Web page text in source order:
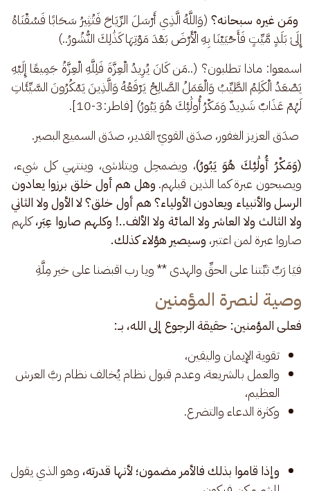
ومَن غيره سبحانه؟ (وَاللَّهُ الَّذِي أَرْسَلَ الرِّيَاحَ فَتُثِيرُ سَحَابًا فَسُقْنَاهُ
إِلَىٰ بَلَدٍ مَّيِّتٍ فَأَحْيَيْنَا بِهِ الْأَرْضَ بَعْدَ مَوْتِهَا كَذَٰلِكَ النُّشُورُ..)
اسمعوا: ماذا تطلبون؟ (..مَن كَانَ يُرِيدُ الْعِزَّةَ فَلِلَّهِ الْعِزَّةُ جَمِيعًا إِلَيْهِ
يَصْعَدُ الْكَلِمُ الطَّيِّبُ وَالْعَمَلُ الصَّالِحُ يَرْفَعُهُ وَالَّذِينَ يَمْكُرُونَ السَّيِّئَاتِ
لَهُمْ عَذَابٌ شَدِيدٌ وَمَكْرُ أُولَٰئِكَ هُوَ يَبُورُ) [فاطر:3-10].
صدَق العزيز الغفور، صدَق القويّ القدير، صدَق السميع البصير.
(وَمَكْرُ أُولَٰئِكَ هُوَ يَبُورُ)، ويضمحِل ويتلاشى، وينتهي كل شيء،
ويصبحون عبرة كما الذين قبلهم. وهل هم أول خلق برزوا يعادون
الرسل والأنبياء ويعادون الأولياء؟ هم أول خلق؟ لا الأول ولا الثاني
ولا الثالث ولا العاشر ولا المائة ولا الألف..! وكلهم صاروا عِبَر، كلهم
صاروا عبرة لمن اعتبر، وسيصير هؤلاء كذلك.
فيَا رَبِّ ثبِّتنا على الحقِّ والهدى ** ويا رب اقبضنا على خير مِلَّةِ
وصية لنصرة المؤمنين
فعلى المؤمنين: حقيقة الرجوع إلى الله، بــ:
تقوية الإيمان واليقين،
والعمل بالشريعة، وعدم قبول نظام يُخالف نظام ربَّ العرش
العظيم،
وكثرة الدعاء والتضرع.
وإذا قاموا بذلك فالأمر مضمون؛ لأنها قدرته،وهو الذي يقول